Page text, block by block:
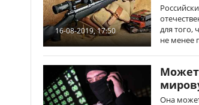
16-08-2019, 17:50
для того,
не менее
Может
Она